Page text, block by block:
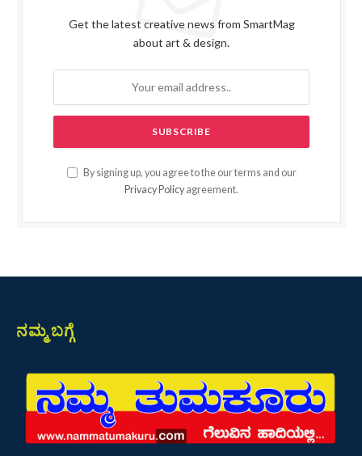
Get the latest creative news from SmartMag
about art & design.
By signing up, you agree to the our terms and our
Privacy Policy agreement.
ನಮ್ಮ ಬಗ್ಗೆ